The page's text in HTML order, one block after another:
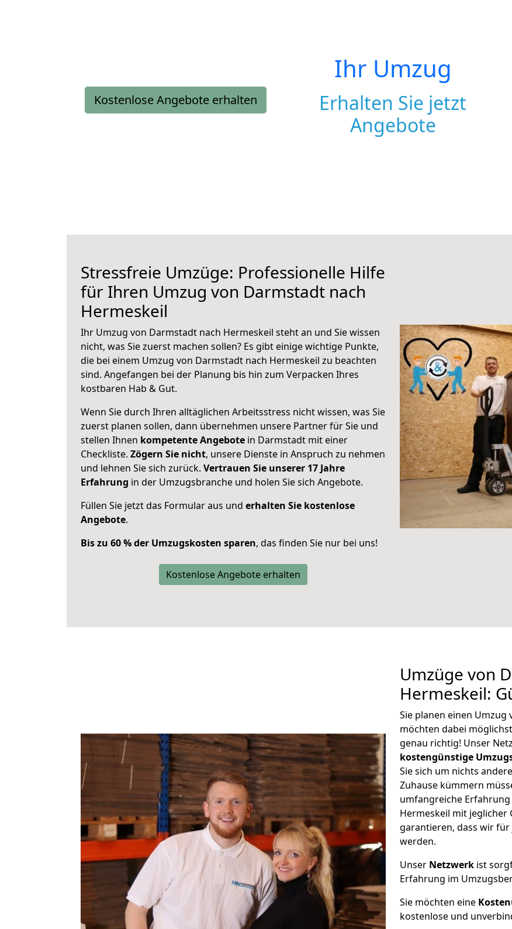
Kostenlose Angebote erhalten
Ihr Umzug
Erhalten Sie jetzt
Angebote
Stressfreie Umzüge: Professionelle Hilfe
für Ihren Umzug von Darmstadt nach
Hermeskeil
Ihr Umzug von Darmstadt nach Hermeskeil steht an und Sie wissen
nicht, was Sie zuerst machen sollen? Es gibt einige wichtige Punkte,
die bei einem Umzug von Darmstadt nach Hermeskeil zu beachten
sind. Angefangen bei der Planung bis hin zum Verpacken Ihres
kostbaren Hab & Gut.
Wenn Sie durch Ihren alltäglichen Arbeitsstress nicht wissen, was Sie
zuerst planen sollen, dann übernehmen unsere Partner für Sie und
stellen Ihnen kompetente Angebote in Darmstadt mit einer
Checkliste. Zögern Sie nicht, unsere Dienste in Anspruch zu nehmen
und lehnen Sie sich zurück. Vertrauen Sie unserer 17 Jahre
Erfahrung in der Umzugsbranche und holen Sie sich Angebote.
Füllen Sie jetzt das Formular aus und erhalten Sie kostenlose
Angebote.
Bis zu 60 % der Umzugskosten sparen, das finden Sie nur bei uns!
Kostenlose Angebote erhalten
Umzüge von
Hermeskeil:
Sie planen einen
möchten dabei möglichst
genau richtig! Unser
kostengünstige
Sie sich um nichts
Zuhause kümmern
umfangreiche
Hermeskeil mit
garantieren, dass wir für
werden.
Unser Netzwerk ist
Erfahrung im
Sie möchten eine
kostenlose und